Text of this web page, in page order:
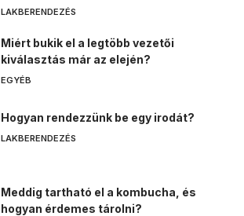
LAKBERENDEZÉS
Miért bukik el a legtöbb vezetői
kiválasztás már az elején?
EGYÉB
Hogyan rendezzünk be egy irodát?
LAKBERENDEZÉS
Meddig tartható el a kombucha, és
hogyan érdemes tárolni?